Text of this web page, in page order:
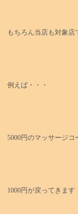
もちろん当店も対象店
例えば・・・
5000円のマッサージコ
1000円が戻ってきます